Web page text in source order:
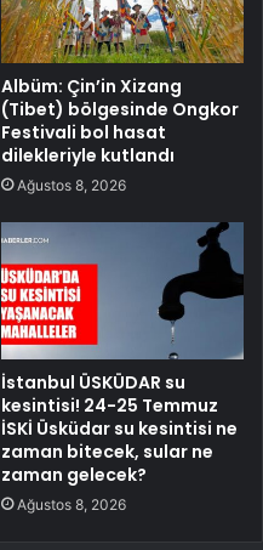
Albüm: Çin’in Xizang
(Tibet) bölgesinde Ongkor
Festivali bol hasat
dilekleriyle kutlandı
Ağustos 8, 2026
İstanbul ÜSKÜDAR su
kesintisi! 24-25 Temmuz
İSKİ Üsküdar su kesintisi ne
zaman bitecek, sular ne
zaman gelecek?
Ağustos 8, 2026